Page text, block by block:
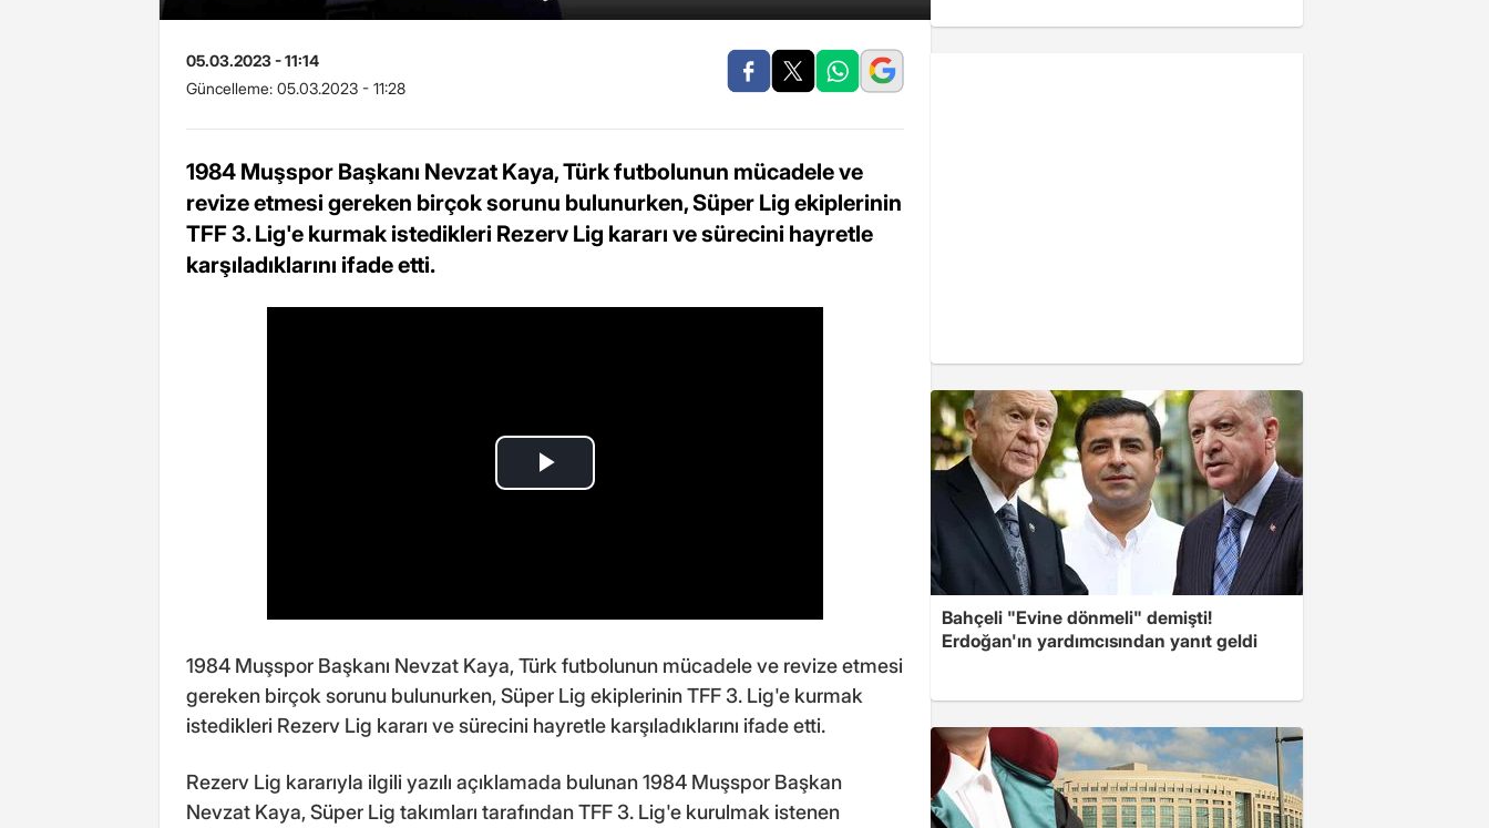
05.03.2023 - 11:14
Güncelleme: 05.03.2023 - 11:28
1984 Muşspor Başkanı Nevzat Kaya, Türk futbolunun mücadele ve
revize etmesi gereken birçok sorunu bulunurken, Süper Lig ekiplerinin
TFF 3. Lig'e kurmak istedikleri Rezerv Lig kararı ve sürecini hayretle
karşıladıklarını ifade etti.
1984 Muşspor Başkanı Nevzat Kaya, Türk futbolunun mücadele ve revize etmesi
gereken birçok sorunu bulunurken, Süper Lig ekiplerinin TFF 3. Lig'e kurmak
istedikleri Rezerv Lig kararı ve sürecini hayretle karşıladıklarını ifade etti.
Rezerv Lig kararıyla ilgili yazılı açıklamada bulunan 1984 Muşspor Başkan
Nevzat Kaya, Süper Lig takımları tarafından TFF 3. Lig'e kurulmak istenen
Bahçeli "Evine dönmeli" demişti!
Erdoğan'ın yardımcısından yanıt geldi